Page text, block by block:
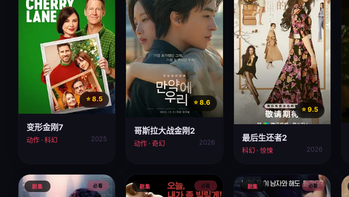
⭐ 8.5
变形金刚7
动作 · 科幻 2025
⭐ 8.6
哥斯拉大战金刚2
动作 · 奇幻 2026
⭐ 9.5
最后生还者2
科幻 · 惊悚 2026
剧集 必看 剧集 必看 剧集 必看